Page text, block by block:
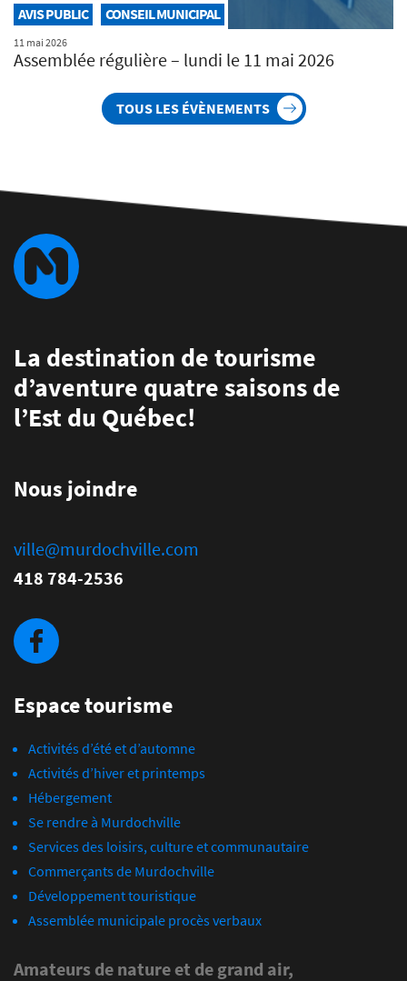
AVIS PUBLIC CONSEIL MUNICIPAL
11 mai 2026
Assemblée régulière – lundi le 11 mai 2026
TOUS LES ÉVÈNEMENTS
La destination de tourisme
d’aventure quatre saisons de
l’Est du Québec!
Nous joindre
ville@murdochville.com
418 784-2536
Espace tourisme
Activités d’été et d’automne
Activités d’hiver et printemps
Hébergement
Se rendre à Murdochville
Services des loisirs, culture et communautaire
Commerçants de Murdochville
Développement touristique
Assemblée municipale procès verbaux
Amateurs de nature et de grand air,